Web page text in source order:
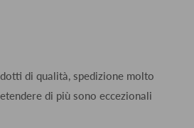
di qualità, spedizione molto
di più sono eccezionali